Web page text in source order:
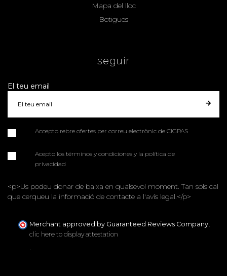
Mapa del lloc
Botigues
seguir
El teu email
Accepto rebre ofertes per correu electrònic de CIGPAS
Acepto los términos y condiciones y la política de
privacidad
<p>Us podeu donar de baixa en qualsevol moment. Tan sols cal
que cerqueu la informació de contacte a l'avís legal.</p>
Merchant approved by Guaranteed Reviews Company,
clic here to display attestation